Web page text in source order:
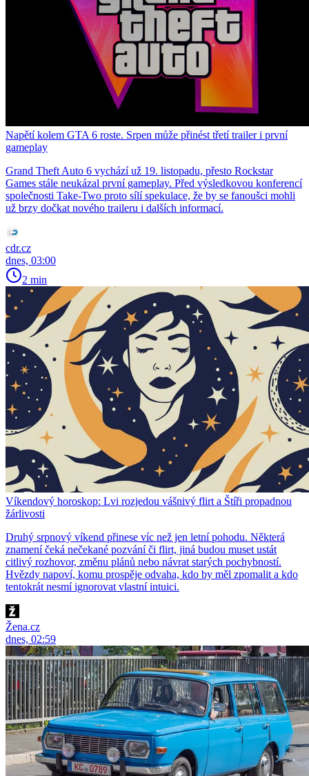
Napětí kolem GTA 6 roste. Srpen může přinést třetí trailer i první
gameplay
Grand Theft Auto 6 vychází už 19. listopadu, přesto Rockstar
Games stále neukázal první gameplay. Před výsledkovou konferencí
společnosti Take-Two proto sílí spekulace, že by se fanoušci mohli
už brzy dočkat nového traileru i dalších informací.
cdr.cz
dnes, 03:00
2 min
Víkendový horoskop: Lvi rozjedou vášnivý flirt a Štíři propadnou
žárlivosti
Druhý srpnový víkend přinese víc než jen letní pohodu. Některá
znamení čeká nečekané pozvání či flirt, jiná budou muset ustát
citlivý rozhovor, změnu plánů nebo návrat starých pochybností.
Hvězdy napoví, komu prospěje odvaha, kdo by měl zpomalit a kdo
tentokrát nesmí ignorovat vlastní intuici.
Žena.cz
dnes, 02:59